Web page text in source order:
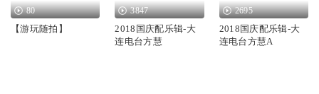
80
【游玩随拍】
3847
2018国庆配乐辑-大
连电台方慧
2695
2018国庆配乐辑-大
连电台方慧A